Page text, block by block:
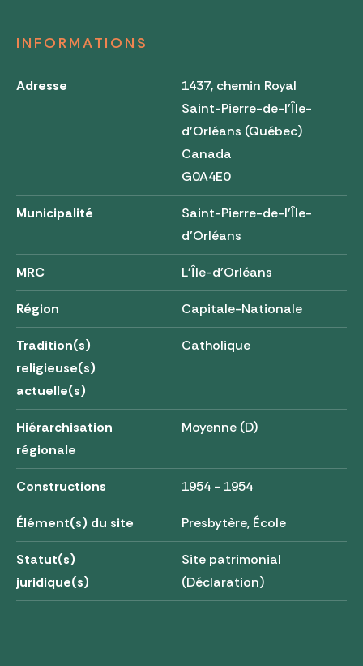
INFORMATIONS
Adresse
1437, chemin Royal
Saint-Pierre-de-l'Île-
d'Orléans (Québec)
Canada
G0A4E0
Municipalité
Saint-Pierre-de-l'Île-
d'Orléans
MRC L'Île-d'Orléans
Région Capitale-Nationale
Tradition(s)
religieuse(s)
actuelle(s)
Catholique
Hiérarchisation
régionale
Moyenne (D)
Constructions 1954 - 1954
Élément(s) du site Presbytère, École
Statut(s)
juridique(s)
Site patrimonial
(Déclaration)